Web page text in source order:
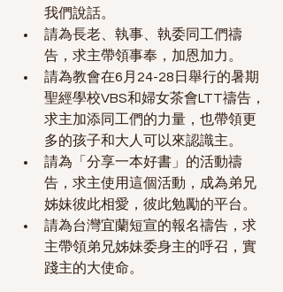
我們說話。
請為長老、執事、執委同工們禱
告，求主帶領事奉，加恩加力。
請為教會在6月24-28日舉行的暑期
聖經學校VBS和婦女茶會LTT禱告，
求主加添同工們的力量，也帶領更
多的孩子和大人可以來認識主。
請為「分享一本好書」的活動禱
告，求主使用這個活動，成為弟兄
姊妹彼此相愛，彼此勉勵的平台。
請為台灣宜蘭短宣的報名禱告，求
主帶領弟兄姊妹委身主的呼召，實
踐主的大使命。